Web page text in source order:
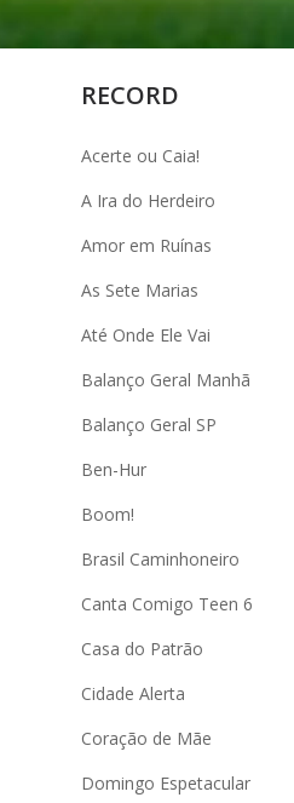
RECORD
Acerte ou Caia!
A Ira do Herdeiro
Amor em Ruínas
As Sete Marias
Até Onde Ele Vai
Balanço Geral Manhã
Balanço Geral SP
Ben-Hur
Boom!
Brasil Caminhoneiro
Canta Comigo Teen 6
Casa do Patrão
Cidade Alerta
Coração de Mãe
Domingo Espetacular